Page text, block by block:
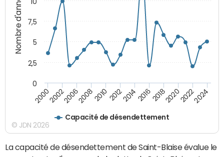
Nombre d'années
Capacité de désendettement
20002002200620082010 2012201420162018202020222024
0
2,5
5
7,5
© JDN 2026
La capacité de désendettement de Saint-Blaise évalue le